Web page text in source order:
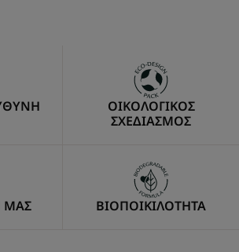
ΟΙΚΟΛΟΓΙΚΟΣ
ΣΧΕΔΙΑΣΜΟΣ
ΜΑΣ ΒΙΟΠΟΙΚΙΛΟΤΗΤΑ